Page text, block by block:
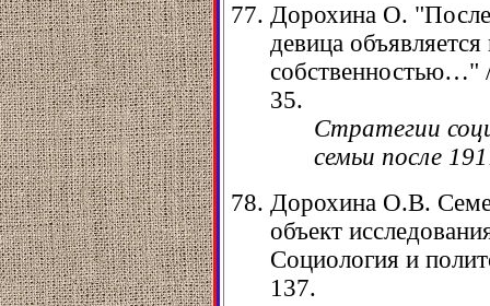
Дорохина О. "После
девица
собственностью…"
35.
Стратегии
семьи после
Дорохина О.В.
объект
Социология и
137.